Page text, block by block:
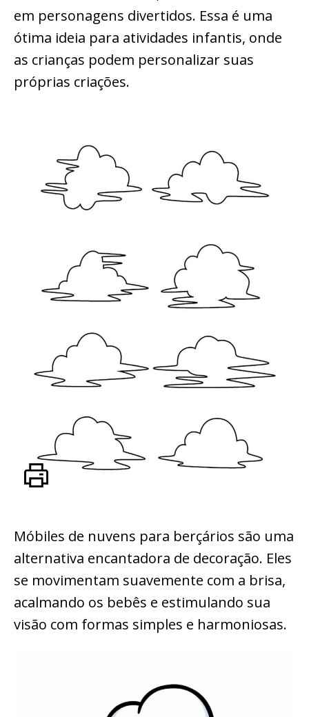
em personagens divertidos. Essa é uma
ótima ideia para atividades infantis, onde
as crianças podem personalizar suas
próprias criações.
Móbiles de nuvens para berçários são uma
alternativa encantadora de decoração. Eles
se movimentam suavemente com a brisa,
acalmando os bebês e estimulando sua
visão com formas simples e harmoniosas.